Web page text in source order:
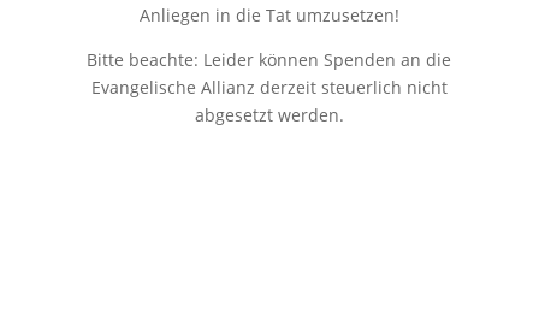
Anliegen in die Tat umzusetzen!
Bitte beachte: Leider können Spenden an die
Evangelische Allianz derzeit steuerlich nicht
abgesetzt werden.